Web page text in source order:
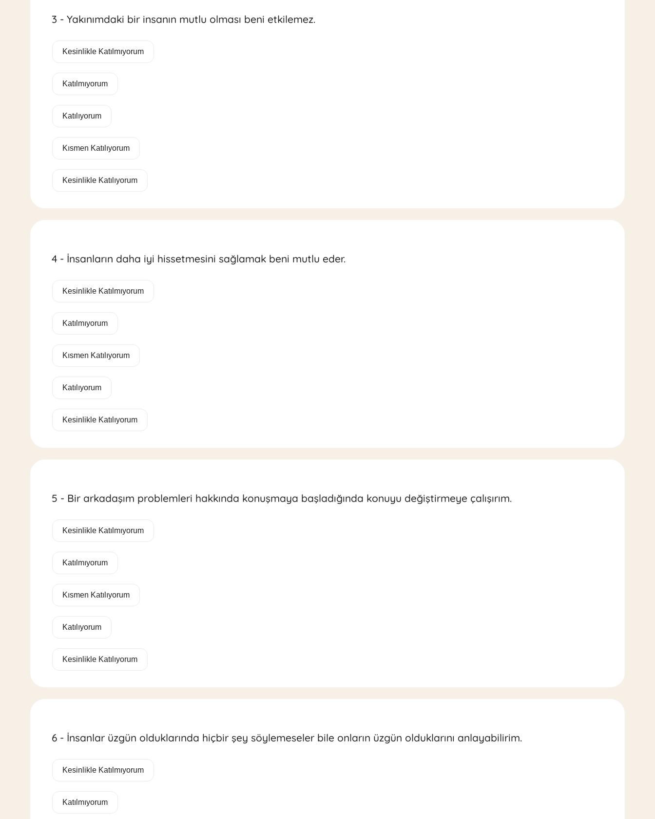
3 - Yakınımdaki bir insanın mutlu olması beni etkilemez.
Kesinlikle Katılmıyorum
Katılmıyorum
Katılıyorum
Kısmen Katılıyorum
Kesinlikle Katılıyorum
4 - İnsanların daha iyi hissetmesini sağlamak beni mutlu eder.
Kesinlikle Katılmıyorum
Katılmıyorum
Kısmen Katılıyorum
Katılıyorum
Kesinlikle Katılıyorum
5 - Bir arkadaşım problemleri hakkında konuşmaya başladığında konuyu değiştirmeye çalışırım.
Kesinlikle Katılmıyorum
Katılmıyorum
Kısmen Katılıyorum
Katılıyorum
Kesinlikle Katılıyorum
6 - İnsanlar üzgün olduklarında hiçbir şey söylemeseler bile onların üzgün olduklarını anlayabilirim.
Kesinlikle Katılmıyorum
Katılmıyorum